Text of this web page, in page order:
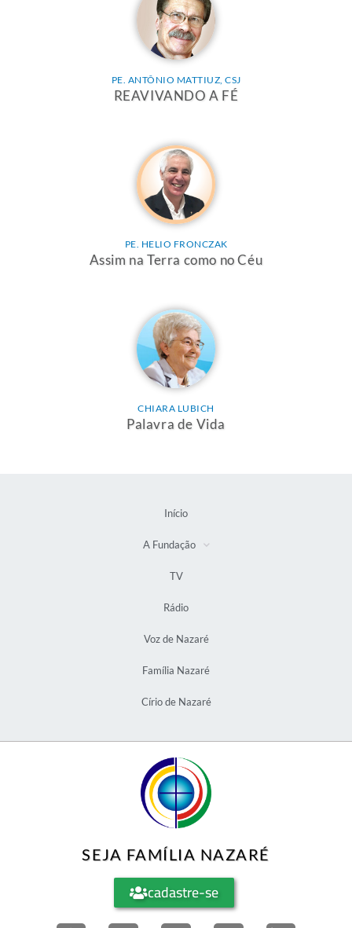
PE. ANTÔNIO MATTIUZ, CSJ
REAVIVANDO A FÉ
PE. HELIO FRONCZAK
Assim na Terra como no Céu
CHIARA LUBICH
Palavra de Vida
Início
A Fundação
TV
Rádio
Voz de Nazaré
Família Nazaré
Círio de Nazaré
SEJA FAMÍLIA NAZARÉ
cadastre-se